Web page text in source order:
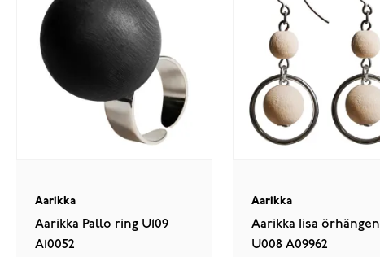
Aarikka
Aarikka Pallo ring U109
A10052
Aarikka
Aarikka Iisa örhängen
U008 A09962